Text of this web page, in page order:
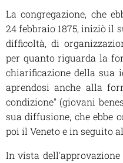
La congregazione, che
24 febbraio 1875, iniziò il
difficoltà, di
per quanto riguarda la
chiarificazione della sua
aprendosi anche alla
condizione" (giovani
sua diffusione, che ebbe
poi il Veneto e in seguito
In vista